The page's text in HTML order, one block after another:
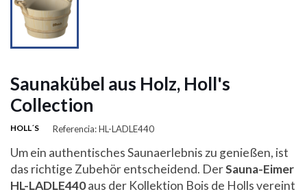
Saunakübel aus Holz, Holl's
Collection
HOLL´S Referencia: HL-LADLE440
Um ein authentisches Saunaerlebnis zu genießen, ist
das richtige Zubehör entscheidend. DerSauna-Eimer
HL-LADLE440aus der Kollektion Bois de Holls vereint